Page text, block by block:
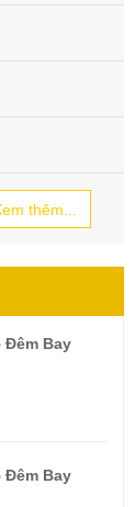
thêm...
Đêm Bay
Đêm Bay